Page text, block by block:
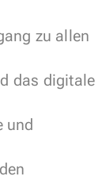
zu allen
das digitale
und